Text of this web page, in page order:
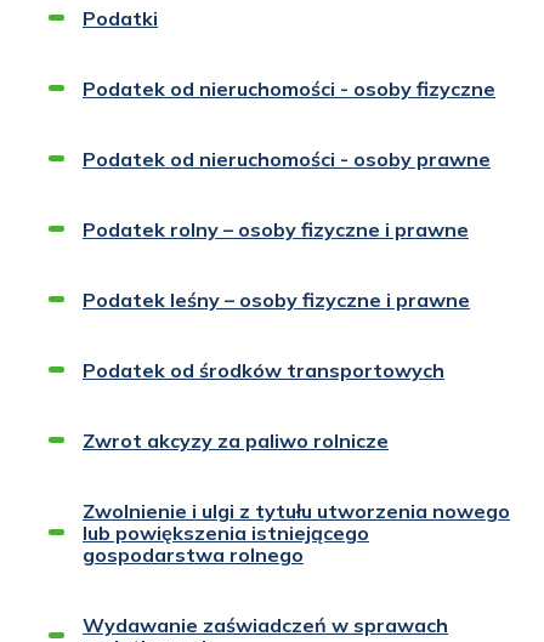
Podatki
Podatek od nieruchomości - osoby fizyczne
Podatek od nieruchomości - osoby prawne
Podatek rolny – osoby fizyczne i prawne
Podatek leśny – osoby fizyczne i prawne
Podatek od środków transportowych
Zwrot akcyzy za paliwo rolnicze
Zwolnienie i ulgi z tytułu utworzenia nowego
lub powiększenia istniejącego
gospodarstwa rolnego
Wydawanie zaświadczeń w sprawach